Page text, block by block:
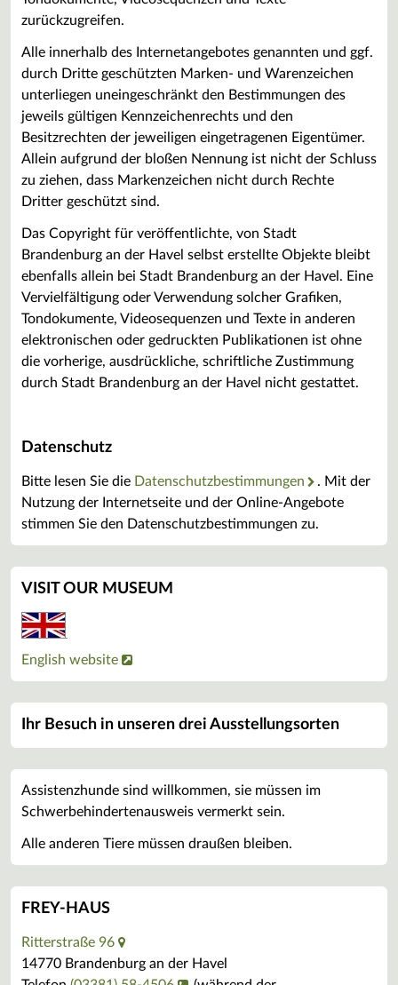
zurückzugreifen.
Alle innerhalb des Internetangebotes genannten und ggf.
durch Dritte geschützten Marken- und Warenzeichen
unterliegen uneingeschränkt den Bestimmungen des
jeweils gültigen Kennzeichenrechts und den
Besitzrechten der jeweiligen eingetragenen Eigentümer.
Allein aufgrund der bloßen Nennung ist nicht der Schluss
zu ziehen, dass Markenzeichen nicht durch Rechte
Dritter geschützt sind.
Das Copyright für veröffentlichte, von Stadt
Brandenburg an der Havel selbst erstellte Objekte bleibt
ebenfalls allein bei Stadt Brandenburg an der Havel. Eine
Vervielfältigung oder Verwendung solcher Grafiken,
Tondokumente, Videosequenzen und Texte in anderen
elektronischen oder gedruckten Publikationen ist ohne
die vorherige, ausdrückliche, schriftliche Zustimmung
durch Stadt Brandenburg an der Havel nicht gestattet.
Datenschutz
Bitte lesen Sie die Datenschutzbestimmungen
. Mit der
Nutzung der Internetseite und der Online-Angebote
stimmen Sie den Datenschutzbestimmungen zu.
VISIT OUR MUSEUM
English website
Ihr Besuch in unseren drei Ausstellungsorten
Assistenzhunde sind willkommen, sie müssen im
Schwerbehindertenausweis vermerkt sein.
Alle anderen Tiere müssen draußen bleiben.
FREY-HAUS
Ritterstraße 96
14770 Brandenburg an der Havel